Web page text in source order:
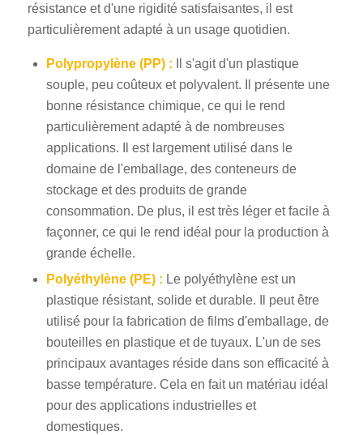
résistance et d'une rigidité satisfaisantes, il est
particulièrement adapté à un usage quotidien.
Polypropylène (PP) : Il s'agit d'un plastique
souple, peu coûteux et polyvalent. Il présente une
bonne résistance chimique, ce qui le rend
particulièrement adapté à de nombreuses
applications. Il est largement utilisé dans le
domaine de l'emballage, des conteneurs de
stockage et des produits de grande
consommation. De plus, il est très léger et facile à
façonner, ce qui le rend idéal pour la production à
grande échelle.
Polyéthylène (PE) : Le polyéthylène est un
plastique résistant, solide et durable. Il peut être
utilisé pour la fabrication de films d'emballage, de
bouteilles en plastique et de tuyaux. L'un de ses
principaux avantages réside dans son efficacité à
basse température. Cela en fait un matériau idéal
pour des applications industrielles et
domestiques.